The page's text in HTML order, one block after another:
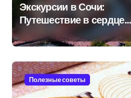
Экскурсии в Сочи:
Путешествие в сердце
Черноморского курорта
Полезные советы